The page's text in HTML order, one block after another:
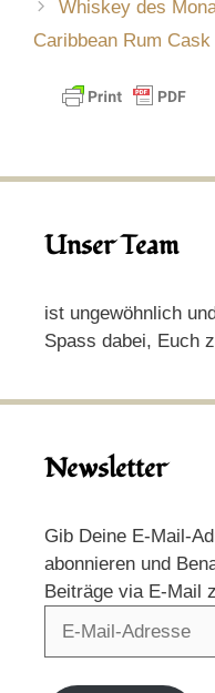
Whiskey des
Caribbean Rum
Unser Team
ist ungewöhnlich
Spass dabei, Euch
Newsletter
Gib Deine E-Mail-
abonnieren und
Beiträge via E-Mail